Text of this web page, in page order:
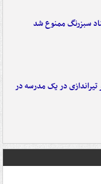
سبزرنگ ممنوع شد
تیراندازی در یک مدرسه در